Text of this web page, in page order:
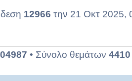
12966 την 21 Οκτ 2025,
• Σύνολο θεμάτων 4410